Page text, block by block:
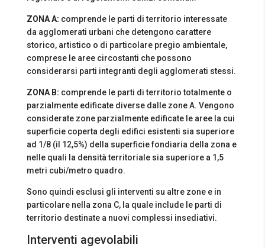
ZONA A: comprende le parti di territorio interessate
da agglomerati urbani che detengono carattere
storico, artistico o di particolare pregio ambientale,
comprese le aree circostanti che possono
considerarsi parti integranti degli agglomerati stessi.
ZONA B: comprende le parti di territorio totalmente o
parzialmente edificate diverse dalle zone A. Vengono
considerate zone parzialmente edificate le aree la cui
superficie coperta degli edifici esistenti sia superiore
ad 1/8 (il 12,5%) della superficie fondiaria della zona e
nelle quali la densità territoriale sia superiore a 1,5
metri cubi/metro quadro.
Sono quindi esclusi gli interventi su altre zone e in
particolare nella zona C, la quale include le parti di
territorio destinate a nuovi complessi insediativi.
Interventi agevolabili